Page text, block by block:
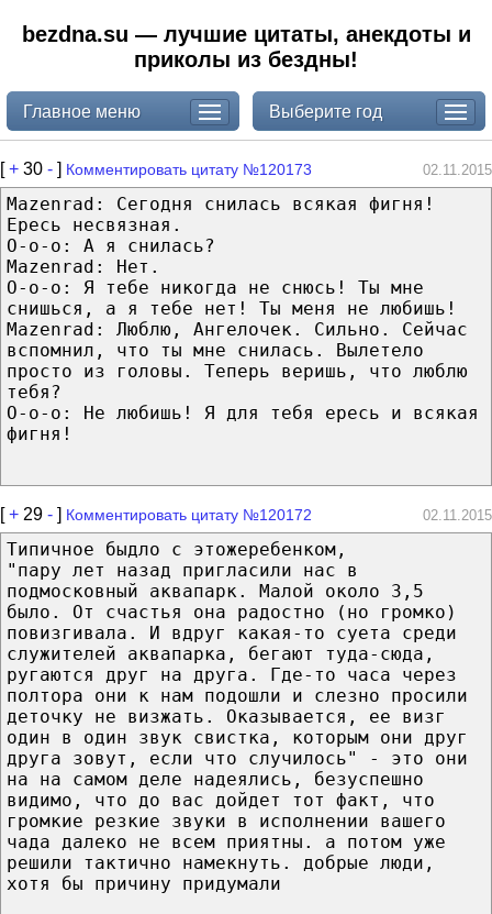
bezdna.su — лучшие цитаты, анекдоты и
приколы из бездны!
Главное меню Выберите год
[+ 30 - ] Комментировать цитату №120173 02.11.2015
Mazenrad: Сегодня снилась всякая фигня!
Ересь несвязная.
O-o-o: А я снилась?
Mazenrad: Нет.
О-о-о: Я тебе никогда не снюсь! Ты мне
снишься, а я тебе нет! Ты меня не любишь!
Mazenrad: Люблю, Ангелочек. Сильно. Сейчас
вспомнил, что ты мне снилась. Вылетело
просто из головы. Теперь веришь, что люблю
тебя?
О-о-о: Не любишь! Я для тебя ересь и всякая
фигня!
[+ 29 - ] Комментировать цитату №120172 02.11.2015
Типичное быдло с этожеребенком,
"пару лет назад пригласили нас в
подмосковный аквапарк. Малой около 3,5
было. От счастья она радостно (но громко)
повизгивала. И вдруг какая-то суета среди
служителей аквапарка, бегают туда-сюда,
ругаются друг на друга. Где-то часа через
полтора они к нам подошли и слезно просили
деточку не визжать. Оказывается, ее визг
один в один звук свистка, которым они друг
друга зовут, если что случилось" - это они
на на самом деле надеялись, безуспешно
видимо, что до вас дойдет тот факт, что
громкие резкие звуки в исполнении вашего
чада далеко не всем приятны. а потом уже
решили тактично намекнуть. добрые люди,
хотя бы причину придумали